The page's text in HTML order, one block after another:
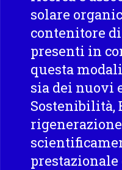
solare
contenitore
presenti in
questa
sia dei nuovi
Sostenibilità,